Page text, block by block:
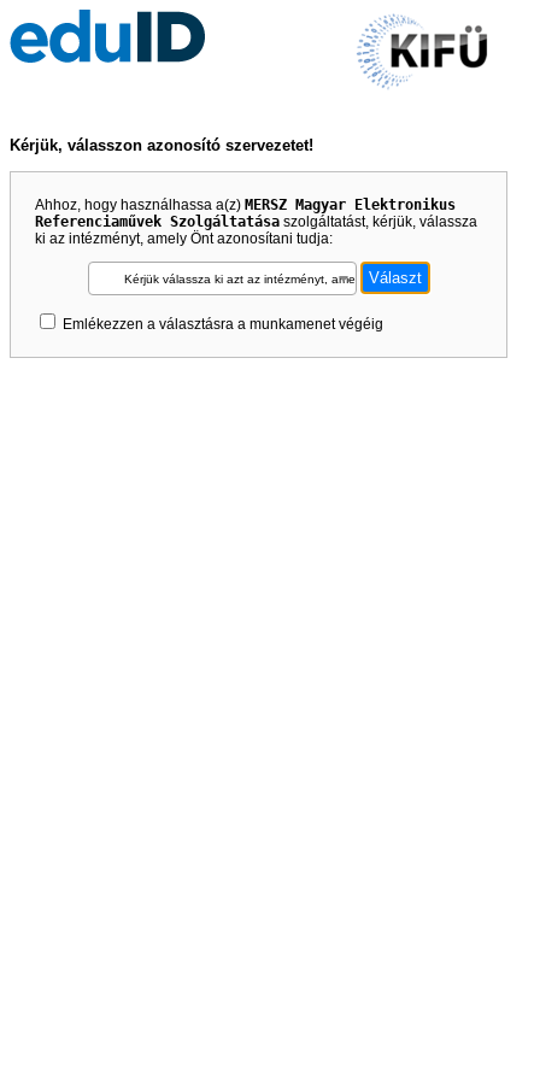
Kérjük, válasszon azonosító szervezetet!
Ahhoz, hogy használhassa a(z) MERSZ Magyar Elektronikus
Referenciaművek Szolgáltatása szolgáltatást, kérjük, válassza
ki az intézményt, amely Önt azonosítani tudja:
Kérjük válassza ki azt az intézményt, amely Önt azonosítani tudja!
Emlékezzen a választásra a munkamenet végéig